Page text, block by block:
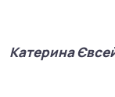
Катерина